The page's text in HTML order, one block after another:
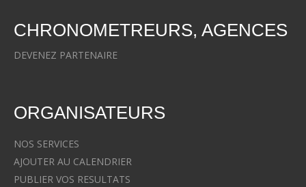
CHRONOMETREURS, AGENCES
DEVENEZ PARTENAIRE
ORGANISATEURS
NOS SERVICES
AJOUTER AU CALENDRIER
PUBLIER VOS RESULTATS